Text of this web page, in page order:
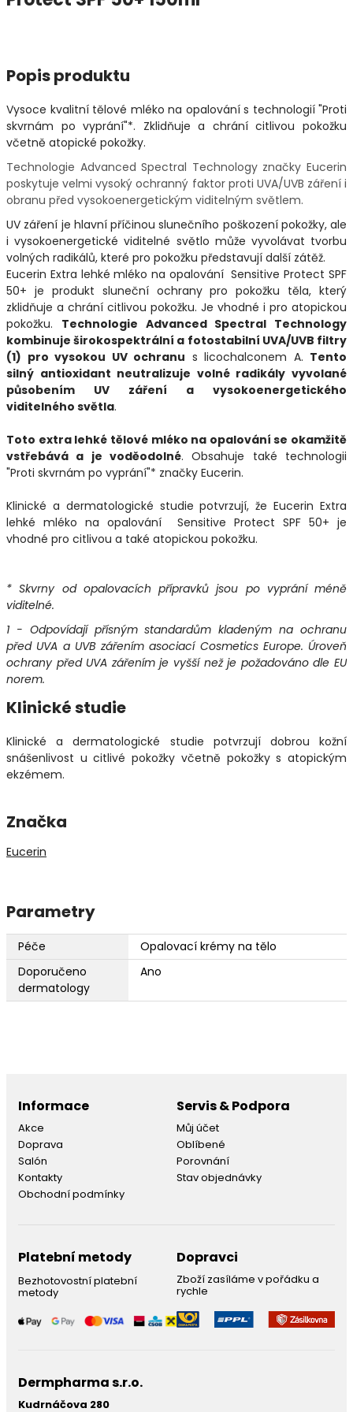
Popis produktu
Vysoce kvalitní tělové mléko na opalování s technologií "Proti
skvrnám po vyprání"*. Zklidňuje a chrání citlivou pokožku
včetně atopické pokožky.
Technologie Advanced Spectral Technology značky Eucerin
poskytuje velmi vysoký ochranný faktor proti UVA/UVB záření i
obranu před vysokoenergetickým viditelným světlem.
UV záření je hlavní příčinou slunečního poškození pokožky, ale
i vysokoenergetické viditelné světlo může vyvolávat tvorbu
volných radikálů, které pro pokožku představují další zátěž.
Eucerin Extra lehké mléko na opalování Sensitive Protect SPF
50+ je produkt sluneční ochrany pro pokožku těla, který
zklidňuje a chrání citlivou pokožku. Je vhodné i pro atopickou
pokožku. Technologie Advanced Spectral Technology
kombinuje širokospektrální a fotostabilní UVA/UVB filtry
(1) pro vysokou UV ochranu s licochalconem A. Tento
silný antioxidant neutralizuje volné radikály vyvolané
působením UV záření a vysokoenergetického
viditelného světla.
Toto extra lehké tělové mléko na opalování se okamžitě
vstřebává a je voděodolné. Obsahuje také technologii
"Proti skvrnám po vyprání"* značky Eucerin.
Klinické a dermatologické studie potvrzují, že Eucerin Extra
lehké mléko na opalování Sensitive Protect SPF 50+ je
vhodné pro citlivou a také atopickou pokožku.
* Skvrny od opalovacích přípravků jsou po vyprání méně
viditelné.
1 - Odpovídají přísným standardům kladeným na ochranu
před UVA a UVB zářením asociací Cosmetics Europe. Úroveň
ochrany před UVA zářením je vyšší než je požadováno dle EU
norem.
Klinické studie
Klinické a dermatologické studie potvrzují dobrou kožní
snášenlivost u citlivé pokožky včetně pokožky s atopickým
ekzémem.
Značka
Eucerin
Parametry
Péče
Opalovací krémy na tělo
Doporučeno
dermatology
Ano
Informace
Akce
Doprava
Salón
Kontakty
Obchodní podmínky
Servis & Podpora
Můj účet
Oblíbené
Porovnání
Stav objednávky
Platební metody
Bezhotovostní platební
metody
Dopravci
Zboží zasíláme v pořádku a
rychle
Dermpharma s.r.o.
Kudrnáčova 280